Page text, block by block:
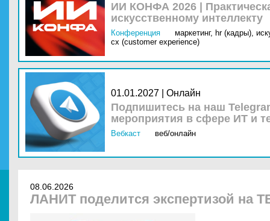
ИИ КОНФА 2026 |
искусственному интеллекту
Конференция маркетинг, hr (кадры),
cx (customer experience)
01.01.2027 | Онлайн
Подпишитесь на наш
мероприятия в сфере ИТ и
Вебкаст веб/онлайн
08.06.2026
ЛАНИТ поделится экспертизой на